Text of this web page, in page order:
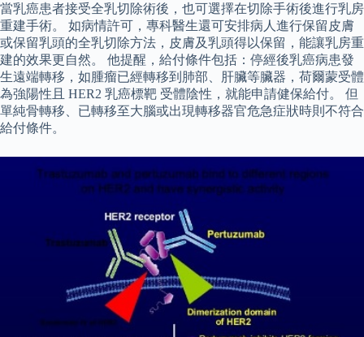
當乳癌患者接受全乳切除術後，也可選擇在切除手術後進行乳房
重建手術。 如病情許可，專科醫生還可安排病人進行保留皮膚
或保留乳頭的全乳切除方法，皮膚及乳頭得以保留，能讓乳房重
建的效果更自然。 他提醒，給付條件包括：停經後乳癌病患發
生遠端轉移，如腫瘤已經轉移到肺部、肝臟等臟器，荷爾蒙受體
為強陽性且 HER2 乳癌標靶 受體陰性，就能申請健保給付。 但
單純骨轉移、已轉移至大腦或出現轉移器官危急症狀時則不符合
給付條件。